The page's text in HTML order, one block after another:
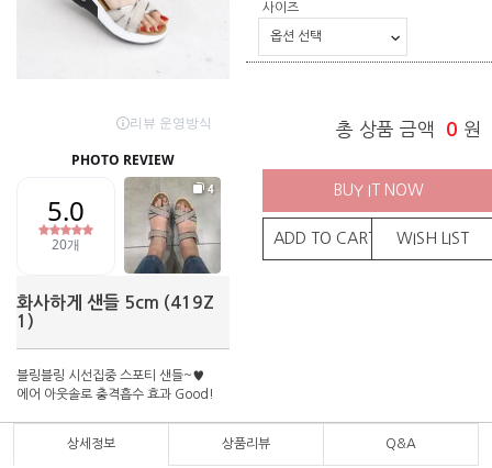
화사하게 샌들 5cm (419Z
1)
블링블링 시선집중 스포티 샌들~♥
에어 아웃솔로 충격흡수 효과 Good!
사이즈
총 상품 금액 0 원
BUY IT NOW
ADD TO CART WISH LIST
상세정보 상품리뷰 Q&A